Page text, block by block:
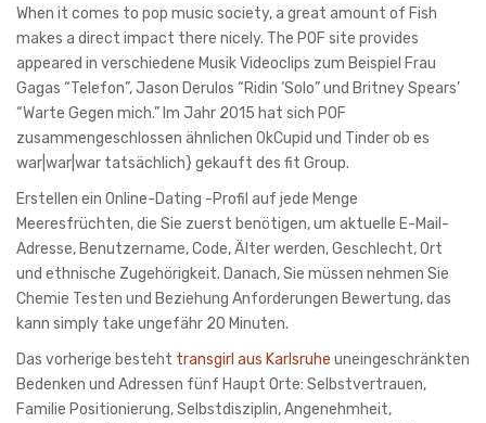
When it comes to pop music society, a great amount of Fish
makes a direct impact there nicely. The POF site provides
appeared in verschiedene Musik Videoclips zum Beispiel Frau
Gagas “Telefon”, Jason Derulos “Ridin ‘Solo” und Britney Spears’
“Warte Gegen mich.” Im Jahr 2015 hat sich POF
zusammengeschlossen ähnlichen OkCupid und Tinder ob es
war|war|war tatsächlich} gekauft des fit Group.
Erstellen ein Online-Dating -Profil auf jede Menge
Meeresfrüchten, die Sie zuerst benötigen, um aktuelle E-Mail-
Adresse, Benutzername, Code, Älter werden, Geschlecht, Ort
und ethnische Zugehörigkeit. Danach, Sie müssen nehmen Sie
Chemie Testen und Beziehung Anforderungen Bewertung, das
kann simply take ungefähr 20 Minuten.
Das vorherige besteht transgirl aus Karlsruhe uneingeschränkten
Bedenken und Adressen fünf Haupt Orte: Selbstvertrauen,
Familie Positionierung, Selbstdisziplin, Angenehmheit,